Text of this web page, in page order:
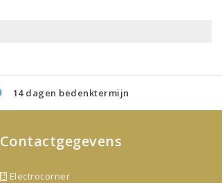
14 dagen bedenktermijn
Contactgegevens
Electrocorner